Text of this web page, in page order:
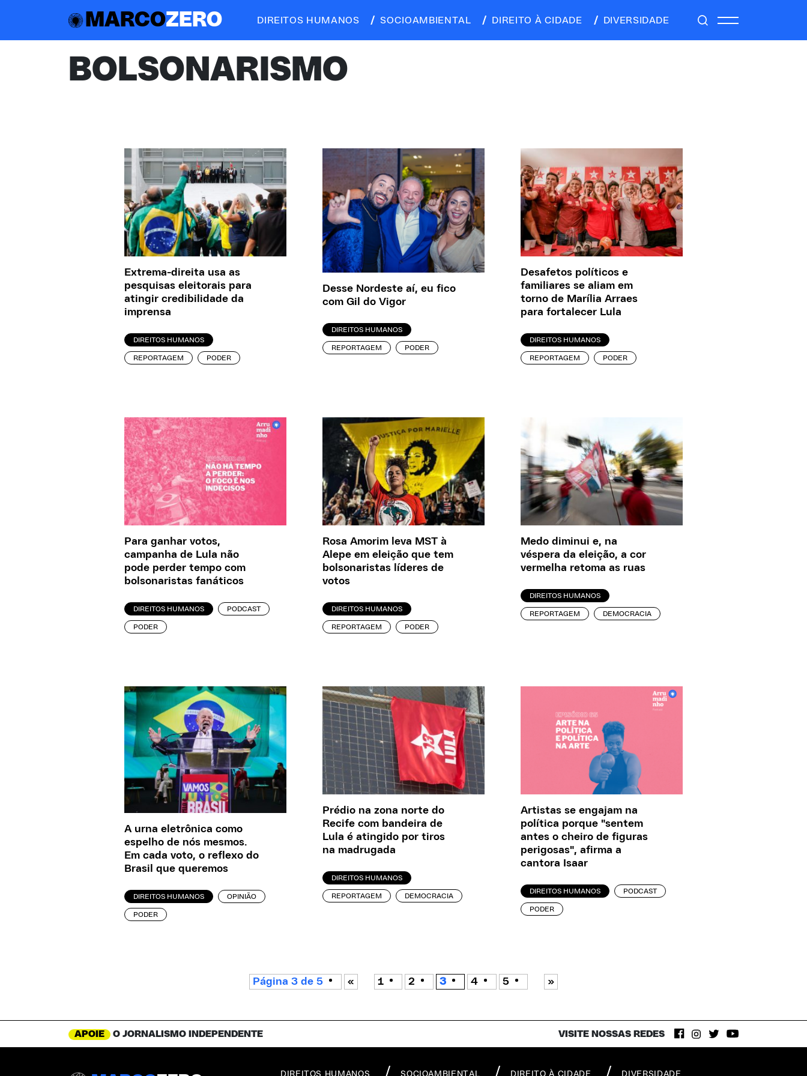
MARCOZERO DIREITOS HUMANOS SOCIOAMBIENTAL DIREITO À CIDADE DIVERSIDADE
BOLSONARISMO
Extrema-direita usa as
pesquisas eleitorais para
atingir credibilidade da
imprensa
DIREITOS HUMANOS
REPORTAGEM PODER
Desse Nordeste aí, eu fico
com Gil do Vigor
DIREITOS HUMANOS
REPORTAGEM PODER
Desafetos políticos e
familiares se aliam em
torno de Marília Arraes
para fortalecer Lula
DIREITOS HUMANOS
REPORTAGEM PODER
Para ganhar votos,
campanha de Lula não
pode perder tempo com
bolsonaristas fanáticos
DIREITOS HUMANOS PODCAST
PODER
Rosa Amorim leva MST à
Alepe em eleição que tem
bolsonaristas líderes de
votos
DIREITOS HUMANOS
REPORTAGEM PODER
Medo diminui e, na
véspera da eleição, a cor
vermelha retoma as ruas
DIREITOS HUMANOS
REPORTAGEM DEMOCRACIA
A urna eletrônica como
espelho de nós mesmos.
Em cada voto, o reflexo do
Brasil que queremos
DIREITOS HUMANOS OPINIÃO
PODER
Prédio na zona norte do
Recife com bandeira de
Lula é atingido por tiros
na madrugada
DIREITOS HUMANOS
REPORTAGEM DEMOCRACIA
Artistas se engajam na
política porque "sentem
antes o cheiro de figuras
perigosas", afirma a
cantora Isaar
DIREITOS HUMANOS PODCAST
PODER
Página 3 de 5 « 1 2 3 4 5 »
APOIE O JORNALISMO INDEPENDENTE VISITE NOSSAS REDES
DIREITOS HUMANOS SOCIOAMBIENTAL DIREITO À CIDADE DIVERSIDADE